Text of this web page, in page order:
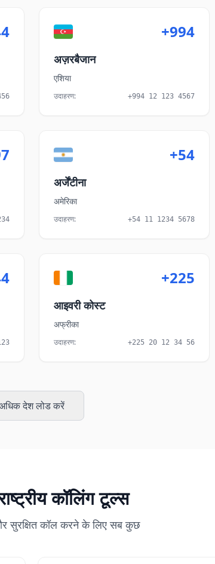
+994
अज़रबैजान
एशिया
उदाहरण: +994 12 123 4567
+54
अर्जेंटीना
अमेरिका
उदाहरण: +54 11 1234 5678
+225
आइवरी कोस्ट
अफ्रीका
उदाहरण: +225 20 12 34 56
देश लोड करें
कॉलिंग टूल्स
सुरक्षित कॉल करने के लिए सब कुछ